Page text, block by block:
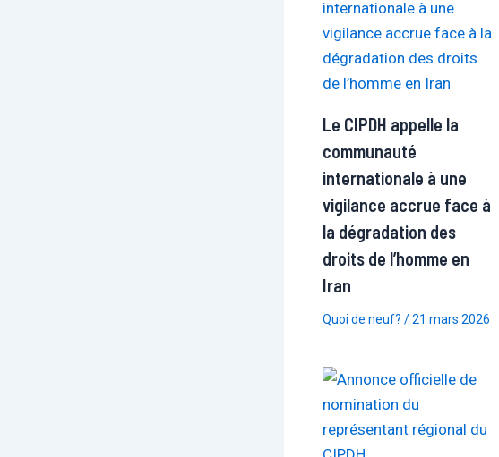
Le CIPDH appelle la
communauté
internationale à une
vigilance accrue face à
la dégradation des
droits de l’homme en
Iran
Quoi de neuf? /21 mars 2026